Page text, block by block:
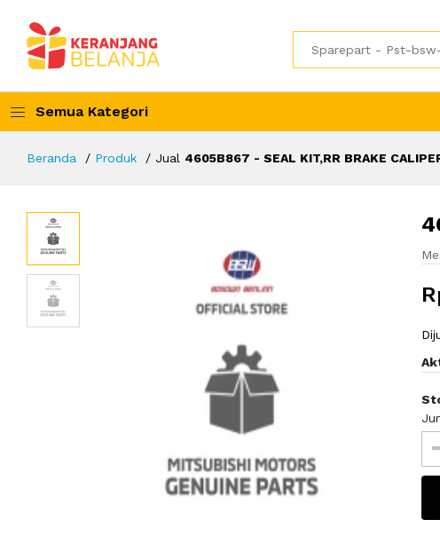
Semua Kategori
Beranda Produk Jual 4605B867 - SEAL KIT,RR BRAKE